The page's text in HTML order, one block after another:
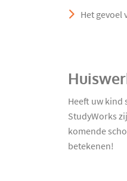
Het gevoel
Heeft uw kind
StudyWorks
komende
betekenen!